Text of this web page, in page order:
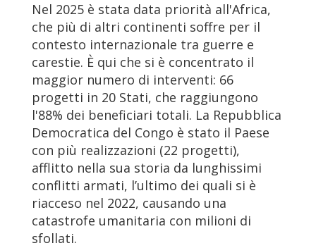
Nel 2025 è stata data priorità all'Africa,
che più di altri continenti soffre per il
contesto internazionale tra guerre e
carestie. È qui che si è concentrato il
maggior numero di interventi: 66
progetti in 20 Stati, che raggiungono
l'88% dei beneficiari totali. La Repubblica
Democratica del Congo è stato il Paese
con più realizzazioni (22 progetti),
afflitto nella sua storia da lunghissimi
conflitti armati, l’ultimo dei quali si è
riacceso nel 2022, causando una
catastrofe umanitaria con milioni di
sfollati.